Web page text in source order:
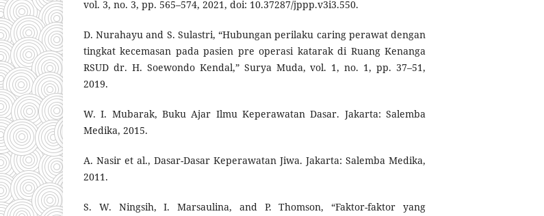
vol. 3, no. 3, pp. 565–574, 2021, doi: 10.37287/jppp.v3i3.550.
D. Nurahayu and S. Sulastri, “Hubungan perilaku caring perawat dengan
tingkat kecemasan pada pasien pre operasi katarak di Ruang Kenanga
RSUD dr. H. Soewondo Kendal,” Surya Muda, vol. 1, no. 1, pp. 37–51,
2019.
W. I. Mubarak, Buku Ajar Ilmu Keperawatan Dasar. Jakarta: Salemba
Medika, 2015.
A. Nasir et al., Dasar-Dasar Keperawatan Jiwa. Jakarta: Salemba Medika,
2011.
S. W. Ningsih, I. Marsaulina, and P. Thomson, “Faktor-faktor yang